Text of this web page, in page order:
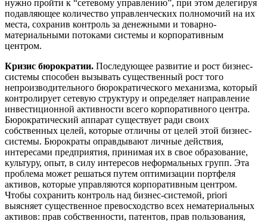
нужно пройти к “сетевому управлению”, при этом делегируя
подавляющее количество управленческих полномочий на их
места, сохранив контроль за денежными и товарно-
материальными потоками системы и корпоративным
центром.
Кризис бюрократии. Последующее развитие и рост бизнес-
системы способен вызывать существенный рост того
непроизводительного бюрократического механизма, который
контролирует сетевую структуру и определяет направление
инвестиционной активности всего корпоративного центра.
Бюрократический аппарат существует ради своих
собственных целей, которые отличны от целей этой бизнес-
системы. Бюрократы оправдывают личные действия,
интересами предприятия, принимая их в свое образование,
культуру, опыт, в силу интересов неформальных групп. Эта
проблема может решаться путем оптимизации портфеля
активов, которые управляются корпоративным центром.
Чтобы сохранить контроль над бизнес-системой, priori
выясняет существенное превосходство всех нематериальных
активов: прав собственности, патентов, прав пользования,